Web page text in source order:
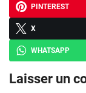
PINTEREST
X
WHATSAPP
Laisser un